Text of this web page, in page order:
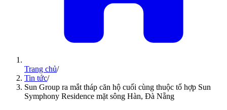
Trang chủ/
Tin tức/
Sun Group ra mắt tháp căn hộ cuối cùng thuộc tổ hợp Sun
Symphony Residence mặt sông Hàn, Đà Nẵng